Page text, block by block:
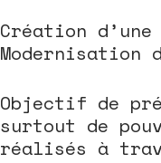
Création
Modernisation
Objectif de
surtout de
réalisés à